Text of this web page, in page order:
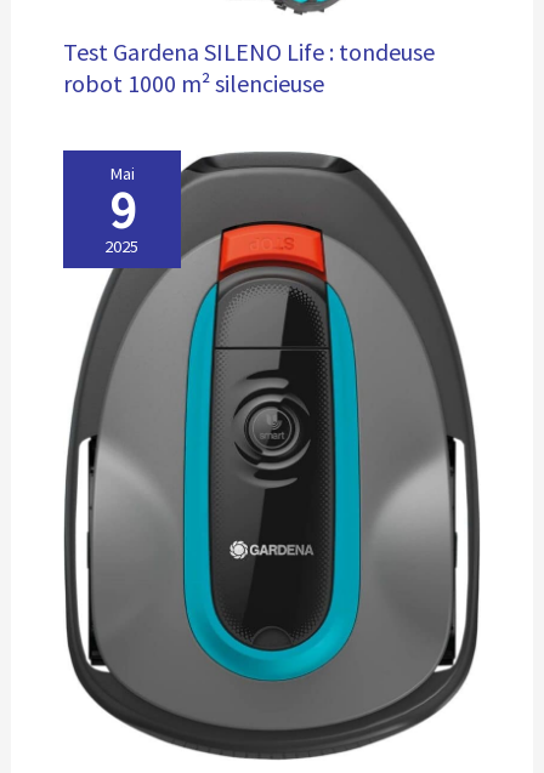
Test Gardena SILENO Life : tondeuse
robot 1000 m² silencieuse
Mai
9
2025